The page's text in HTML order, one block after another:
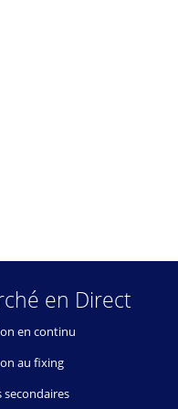
en Direct
en continu
au fixing
secondaires